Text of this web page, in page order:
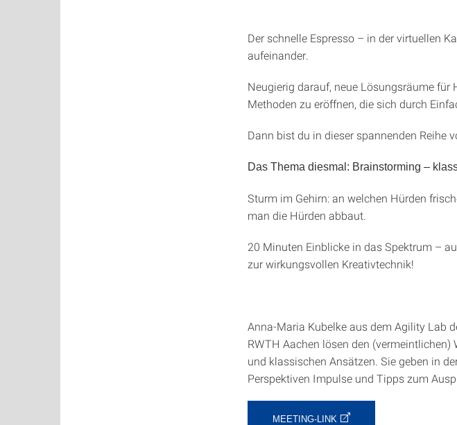
Der schnelle Espresso – in der virtuellen
aufeinander.
Neugierig darauf, neue Lösungsräume
Methoden zu eröffnen, die sich durch
Dann bist du in dieser spannenden Reihe
Das Thema diesmal: Brainstorming –
Sturm im Gehirn: an welchen Hürden
man die Hürden abbaut.
20 Minuten Einblicke in das Spektrum –
zur wirkungsvollen Kreativtechnik!
Anna-Maria Kubelke aus dem Agility Lab
RWTH Aachen lösen den
und klassischen Ansätzen. Sie geben in
Perspektiven Impulse und Tipps zum
MEETING-LINK